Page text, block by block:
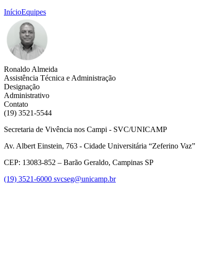
InícioEquipes
Ronaldo Almeida
Assistência Técnica e Administração
Designação
Administrativo
Contato
(19) 3521-5544
Secretaria de Vivência nos Campi - SVC/UNICAMP
Av. Albert Einstein, 763 - Cidade Universitária “Zeferino Vaz”
CEP: 13083-852 – Barão Geraldo, Campinas SP
(19) 3521-6000 svcseg@unicamp.br